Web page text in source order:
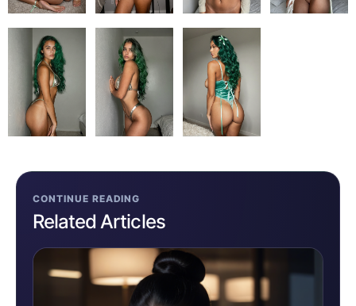
CONTINUE READING
Related Articles